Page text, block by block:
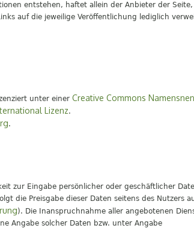
entstehen, haftet allein der Anbieter der
auf die jeweilige Veröffentlichung lediglich
unter einerCreative Commons
Lizenz.
.
zur Eingabe persönlicher oder geschäftlicher
die Preisgabe dieser Daten seitens des Nutzers
). Die Inanspruchnahme aller angebotenen
Angabe solcher Daten bzw. unter Angabe